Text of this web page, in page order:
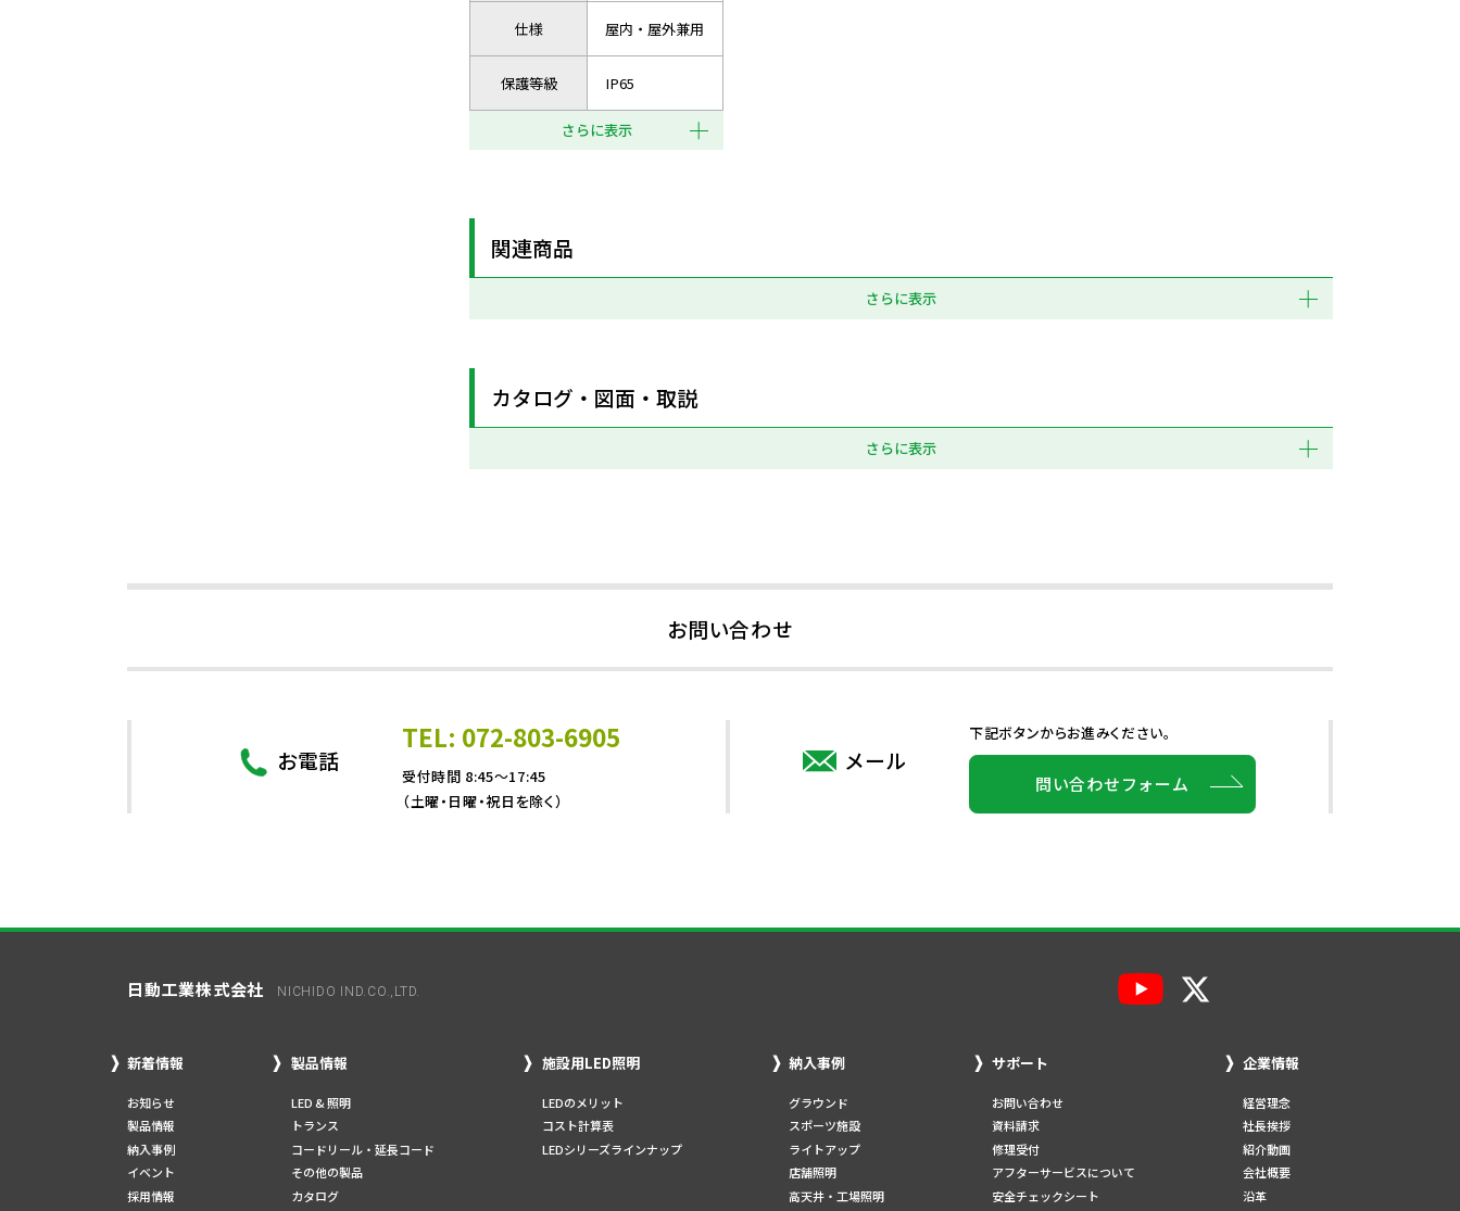
仕様 屋内・屋外兼用
保護等級 IP65
さらに表示
関連商品
さらに表示
カタログ・図面・取説
さらに表示
お問い合わせ
お電話
TEL: 072-803-6905
受付時間 8:45～17:45
（土曜・日曜・祝日を除く）
メール
下記ボタンからお進みください。
問い合わせフォーム
日動工業株式会社 NICHIDO IND.CO.,LTD.
新着情報
お知らせ
製品情報
納入事例
イベント
採用情報
製品情報
LED & 照明
トランス
コードリール・延長コード
その他の製品
カタログ
施設用LED照明
LEDのメリット
コスト計算表
LEDシリーズラインナップ
納入事例
グラウンド
スポーツ施設
ライトアップ
店舗照明
高天井・工場照明
サポート
お問い合わせ
資料請求
修理受付
アフターサービスについて
安全チェックシート
企業情報
経営理念
社長挨拶
紹介動画
会社概要
沿革